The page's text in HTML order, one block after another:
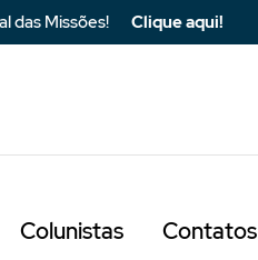
das Missões! Clique aqui!
Colunistas Contatos